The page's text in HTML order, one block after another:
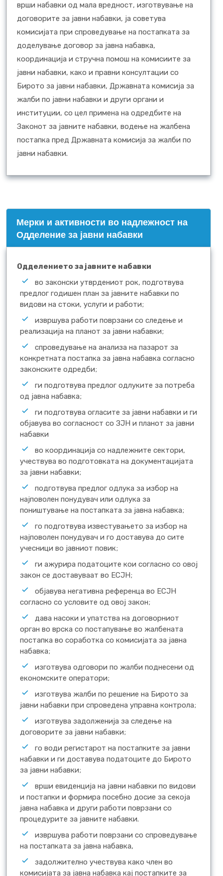
врши набавки од мала вредност, изготвување на
договорите за јавни набавки, ја советува
комисијата при спроведување на постапката за
доделување договор за јавна набавка,
координација и стручна помош на комисиите за
јавни набавки, како и правни консултации со
Бирото за јавни набавки, Државната комисија за
жалби по јавни набавки и други органи и
институции, со цел примена на одредбите на
Законот за јавните набавки, водење на жалбена
постапка пред Државната комисија за жалби по
јавни набавки.
Mерки и активности во надлежност на
Одделение за јавни набавки
Одделението за јавните набавки
во законски утврдениот рок, подготвува
предлог годишен план за јавните набавки по
видови на стоки, услуги и работи;
извршува работи поврзани со следење и
реализација на планот за јавни набавки;
спроведување на анализа на пазарот за
конкретната постапка за јавна набавка согласно
законските одредби;
ги подготвува предлог одлуките за потреба
од јавна набавка;
ги подготвува огласите за јавни набавки и ги
објавува во согласност со ЗЈН и планот за јавни
набавки
во координација со надлежните сектори,
учествува во подготовката на документацијата
за јавни набавки;
подготвува предлог одлука за избор на
најповолен понудувач или одлука за
поништување на постапката за јавна набавка;
го подготвува известувањето за избор на
најповолен понудувач и го доставува до сите
учесници во јавниот повик;
ги ажурира податоците кои согласно со овој
закон се доставуваат во ЕСЈН;
објавува негативна референца во ЕСЈН
согласно со условите од овој закон;
дава насоки и упатства на договорниот
орган во врска со постапување во жалбената
постапка во соработка со комисијата за јавна
набавка;
изготвува одговори по жалби поднесени од
економските оператори;
изготвува жалби по решение на Бирото за
јавни набавки при спроведена управна контрола;
изготвува задолженија за следење на
договорите за јавни набавки;
го води регистарот на постапките за јавни
набавки и ги доставува податоците до Бирото
за јавни набавки;
врши евиденција на јавни набавки по видови
и постапки и формира посебно досие за секоја
јавна набавка и други работи поврзани со
процедурите за јавните набавки.
извршува работи поврзани со спроведување
на постапката за јавна набавка,
задолжително учествува како член во
комисијата за јавна набавка кај постапките за